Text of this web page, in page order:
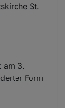
St.
am 3.
Form